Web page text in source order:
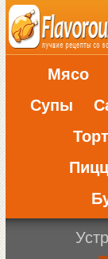
Мясо
Супы